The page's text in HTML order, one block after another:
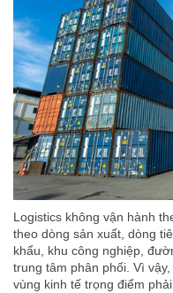
Logistics không vận hành
theo dòng sản xuất, dòng
khẩu, khu công nghiệp,
trung tâm phân phối. Vì
vùng kinh tế trọng điểm